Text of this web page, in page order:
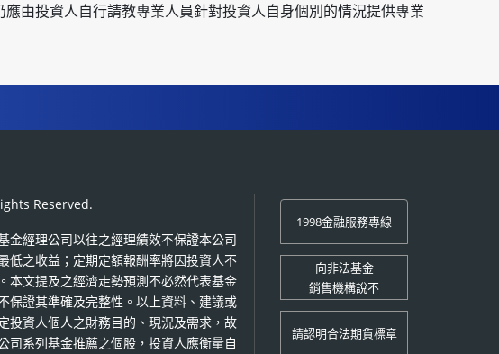
由投資人自行請教專業人員針對投資人自身個別的情況提供專業
Reserved.
金經理公司以往之經理績效不保證本公司
低之收益；定期定額報酬率將因投資人不
本文提及之經濟走勢預測不必然代表基金
保證其準確及完整性。以上資料、建議或
投資人個人之財務目的、現況及需求，故
司系列基金推薦之個股，投資人應衡量自
1998金融服務專線
向非法基金
銷售機構說不
請認明合法期貨標章